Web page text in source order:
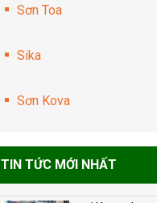
Sơn Toa
Sika
Sơn Kova
TIN TỨC MỚI NHẤT